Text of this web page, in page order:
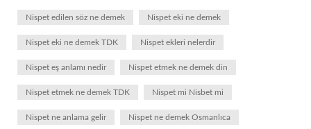
Nispet edilen söz ne demek Nispet eki ne demek
Nispet eki ne demek TDK Nispet ekleri nelerdir
Nispet eş anlamı nedir Nispet etmek ne demek din
Nispet etmek ne demek TDK Nispet mi Nisbet mi
Nispet ne anlama gelir Nispet ne demek Osmanlıca